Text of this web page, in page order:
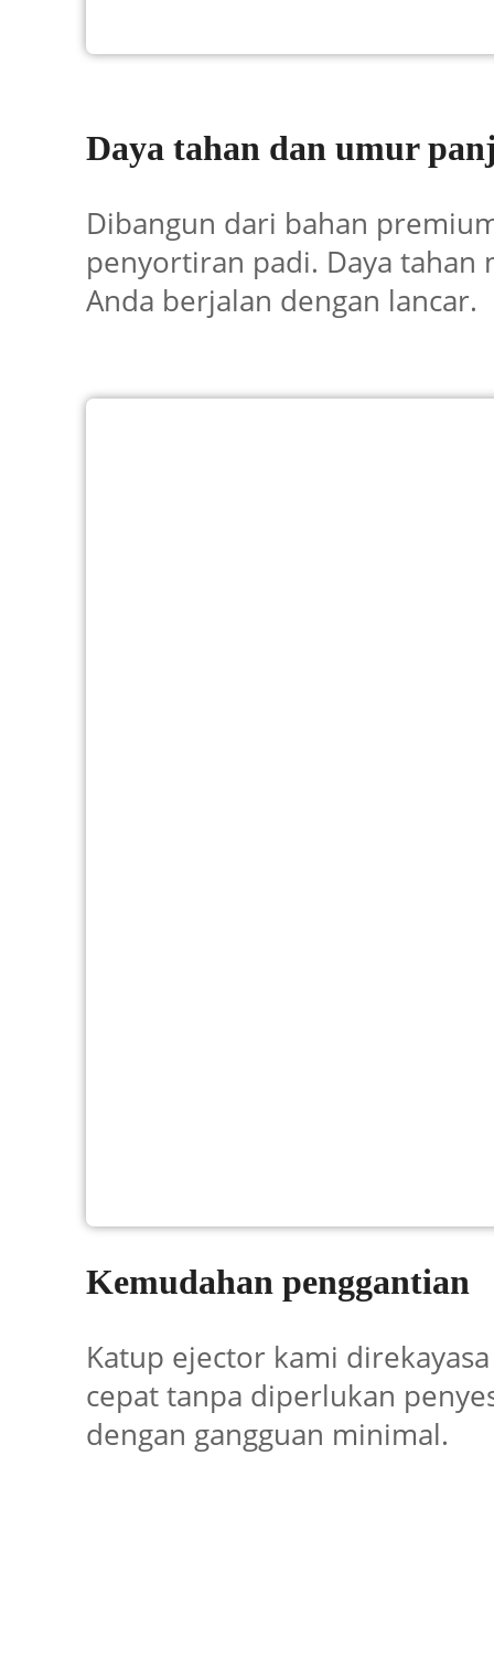
Daya tahan dan umur
Dibangun dari bahan
penyortiran padi. Daya
Anda berjalan dengan lancar.
Kemudahan penggantian
Katup ejector kami
cepat tanpa diperlukan
dengan gangguan minimal.